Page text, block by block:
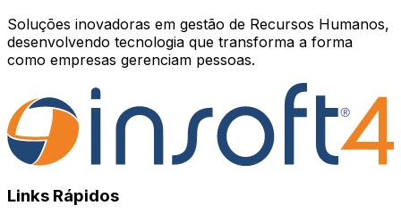
Soluções inovadoras em gestão de Recursos Humanos,
desenvolvendo tecnologia que transforma a forma
como empresas gerenciam pessoas.
Links Rápidos